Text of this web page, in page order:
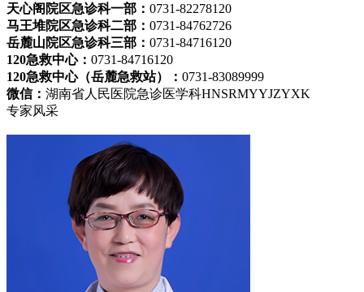
天心阁院区急诊科一部： 0731-82278120
马王堆院区急诊科二部： 0731-84762726
岳麓山院区急诊科三部： 0731-84716120
120急救中心： 0731-84716120
120急救中心（岳麓急救站）： 0731-83089999
微信： 湖南省人民医院急诊医学科HNSRMYYJZYXK
专家风采